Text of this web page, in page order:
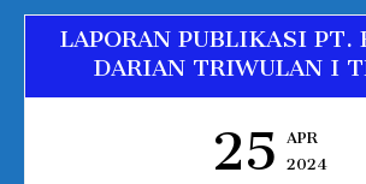
LAPORAN PUBLIKASI PT.
DARIAN TRIWULAN I
25
APR
2024